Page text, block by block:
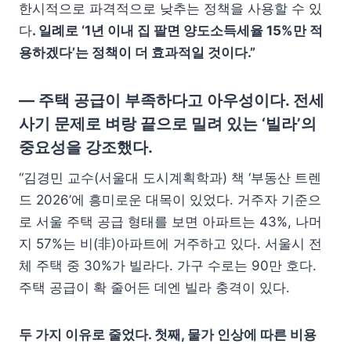
한시적으로 파격적으로 낮추는 정책을 사용할 수 있
다. 일례로 ‘1년 이내 집 팔면 양도소득세율 15%만 적
용하겠다’는 정책이 더 효과적일 것이다.”
— 주택 공급이 부족하다고 아우성이다. 전세
사기 문제로 벼랑 끝으로 밀려 있는 ‘빌라’의
중요성을 강조했다.
“김경민 교수(서울대 도시계획학과) 책 ‘부동산 트렌
드 2026’에 흥미로운 대목이 있었다. 거주자 기준으
로 서울 주택 공급 형태를 보면 아파트는 43%, 나머
지 57%는 비(非)아파트에 거주하고 있다. 서울시 전
체 주택 중 30%가 빌라다. 가구 수로는 90만 호다.
주택 공급이 확 줄어든 데엔 빌라 충격이 있다.
두 가지 이유로 줄었다. 첫째, 물가 인상에 따른 비용